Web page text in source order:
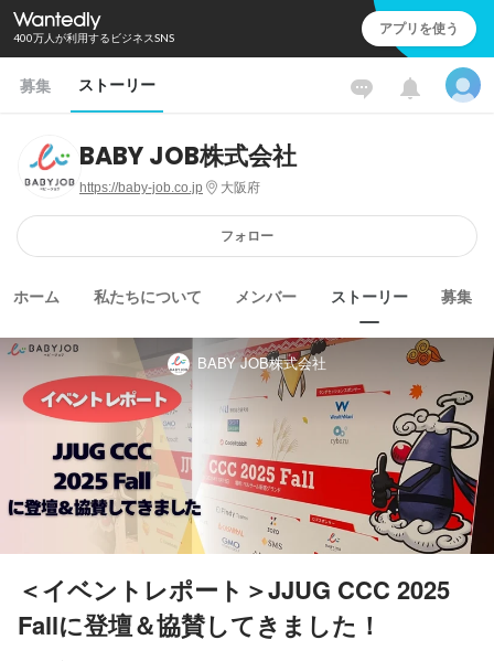
400万人が利用するビジネスSNS アプリを使う
募集 ストーリー
BABY JOB株式会社
https://baby-job.co.jp 大阪府
フォロー
ホーム 私たちについて メンバー ストーリー 募集
BABY JOB株式会社
＜イベントレポート＞JJUG CCC 2025
Fallに登壇＆協賛してきました！